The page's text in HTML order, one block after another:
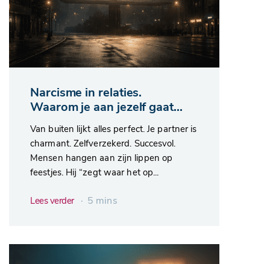
Narcisme in relaties.
Waarom je aan jezelf gaat...
Van buiten lijkt alles perfect. Je partner is
charmant. Zelfverzekerd. Succesvol.
Mensen hangen aan zijn lippen op
feestjes. Hij “zegt waar het op...
Lees verder ∙ 5 mins